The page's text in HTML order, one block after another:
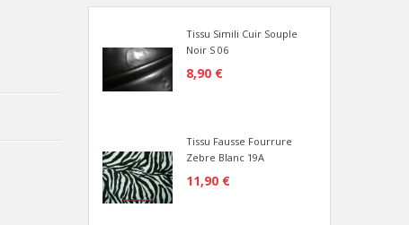
Tissu Simili Cuir Souple
Noir S 06
8,90 €
Tissu Fausse Fourrure
Zebre Blanc 19A
11,90 €